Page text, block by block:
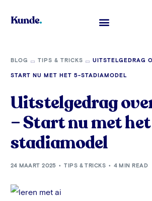
BLOG TIPS & TRICKS UITSTELGEDRAG
START NU MET HET 5-STADIAMODEL
Uitstelgedrag
– Start nu met
stadiamodel
24 MAART 2025 TIPS & TRICKS 4 MIN READ